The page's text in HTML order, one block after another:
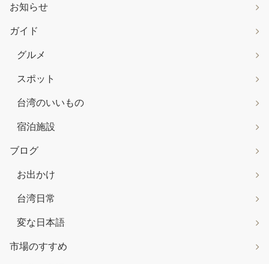
お知らせ
ガイド
グルメ
スポット
台湾のいいもの
宿泊施設
ブログ
お出かけ
台湾日常
変な日本語
市場のすすめ